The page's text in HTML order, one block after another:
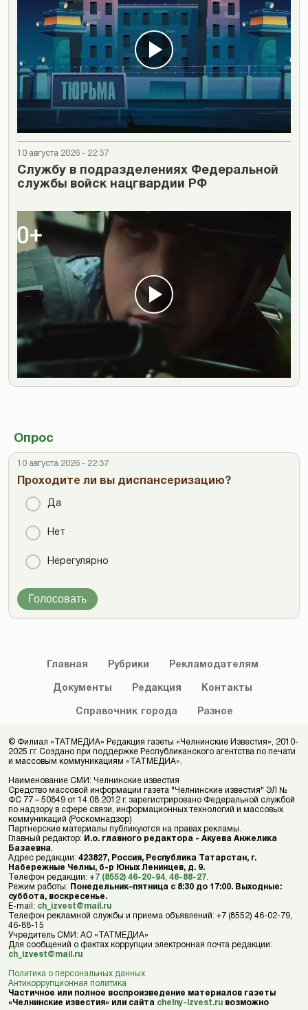
10 августа 2026 - 22:37
Cлужбу в подразделениях Федеральной
службы войск нацгвардии РФ
Опрос
10 августа 2026 - 22:37
Проходите ли вы диспансеризацию?
Да
Нет
Нерегулярно
Голосовать
Главная Рубрики Рекламодателям
Документы Редакция Контакты
Справочник города Разное
© Филиал «ТАТМЕДИА» Редакция газеты «Челнинские Известия», 2010-
2025 гг. Создано при поддержке Республиканского агентства по печати
и массовым коммуникациям «ТАТМЕДИА».
Наименование СМИ: Челнинские известия
Средство массовой информации газета "Челнинские известия" ЭЛ №
ФС 77 – 50849 от 14.08.2012 г. зарегистрировано Федеральной службой
по надзору в сфере связи, информационных технологий и массовых
коммуникаций (Роскомнадзор)
Партнерские материалы публикуются на правах рекламы.
Главный редактор: И.о. главного редактора - Акуева Анжелика
Базаевна
Адрес редакции: 423827, Россия, Республика Татарстан, г.
Набережные Челны, б-р Юных Ленинцев, д. 9.
Телефон редакции: +7 (8552) 46-20-94 46-88-27
Режим работы: Понедельник–пятница с 8:30 до 17:00. Выходные:
суббота, воскресенье.
E-mail: ch_izvest@mail.ru
Телефон рекламной службы и приема объявлений: +7 (8552) 46-02-79,
46-88-15
Учредитель СМИ: АО «ТАТМЕДИА»
Для сообщений о фактах коррупции электронная почта редакции:
ch_izvest@mail.ru
Политика о персональных данных
Антикоррупционная политика
Частичное или полное воспроизведение материалов газеты
«Челнинские известия» или сайта chelny-izvest.ru возможно